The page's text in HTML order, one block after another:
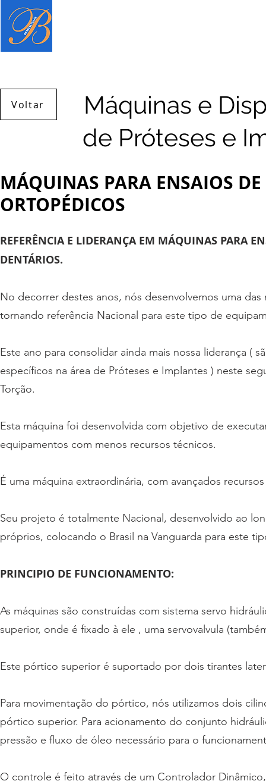
Voltar
Máquinas e
de Próteses e
MÁQUINAS PARA ENSAIOS DE
ORTOPÉDICOS
REFERÊNCIA E LIDERANÇA EM MÁQUINAS PARA
DENTÁRIOS.
No decorrer destes anos, nós desenvolvemos uma
tornando referência Nacional para este tipo de
Este ano para consolidar ainda mais nossa liderança (
específicos na área de Próteses e Implantes ) neste
Torção.
Esta máquina foi desenvolvida com objetivo de
equipamentos com menos recursos técnicos.
É uma máquina extraordinária, com avançados
Seu projeto é totalmente Nacional, desenvolvido ao
próprios, colocando o Brasil na Vanguarda para este
PRINCIPIO DE FUNCIONAMENTO:
As máquinas são construídas com sistema servo
superior, onde é fixado à ele , uma servovalvula
Este pórtico superior é suportado por dois tirantes
Para movimentação do pórtico, nós utilizamos dois
pórtico superior. Para acionamento do conjunto
pressão e fluxo de óleo necessário para o
O controle é feito através de um Controlador